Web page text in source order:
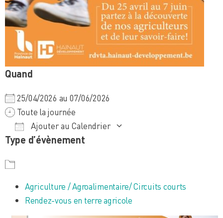
Quand
25/04/2026 au 07/06/2026
Toute la journée
Ajouter au Calendrier
Télécharger ICS
Calendrier Google
iCalendar
Type d’évènement
Agriculture / Agroalimentaire/ Circuits courts
Rendez-vous en terre agricole